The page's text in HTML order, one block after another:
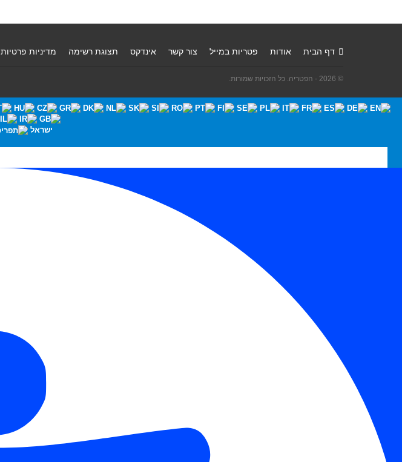
דף הבית אודות פטריות במייל צור קשר אינדקס תצוגת רשימה מדיניות פרטיות
© 2026 - הפטריה. כל הזכויות שמורות.
ישראל